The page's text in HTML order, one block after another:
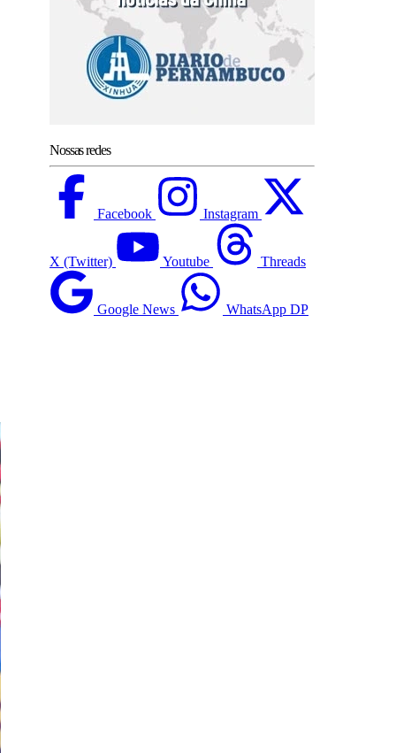
Nossas redes
Facebook Instagram
X (Twitter) Youtube Threads
Google News WhatsApp DP